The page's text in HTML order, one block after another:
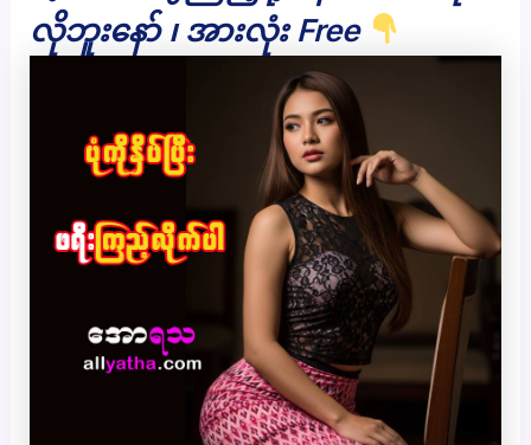
လိုဘူးနော် ၊ အားလုံး Free